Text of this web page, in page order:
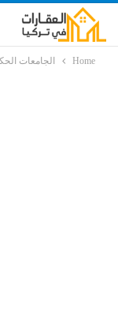
Home الجامعات